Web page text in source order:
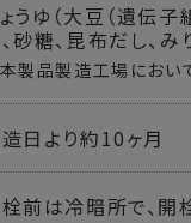
うゆ（大豆（遺伝
砂糖、昆布だし、み
製品製造工場において
日より約10ヶ月
前は冷暗所で、開